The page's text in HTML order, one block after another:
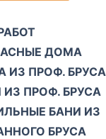
ДОМА
ИЗ ПРОФ. БРУСА
ПРОФ. БРУСА
БАНИ ИЗ
БРУСА